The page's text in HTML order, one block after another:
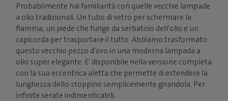
Probabilmente hai familiarità con quelle vecchie lampade
a olio tradizionali. Un tubo di vetro per schermare la
fiamma, un piede che funge da serbatoio dell'olio e un
capicorda per trasportare il tutto. Abbiamo trasformato
questo vecchio pezzo d'oro in una moderna lampada a
olio super elegante. E' disponibile nella versione completa
con la sua eccentrica aletta che permette di estendere la
lunghezza dello stoppino semplicemente girandola. Per
infinite serate indimenticabili.